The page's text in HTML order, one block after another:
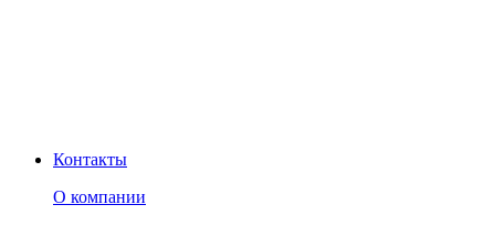
Контакты
О компании